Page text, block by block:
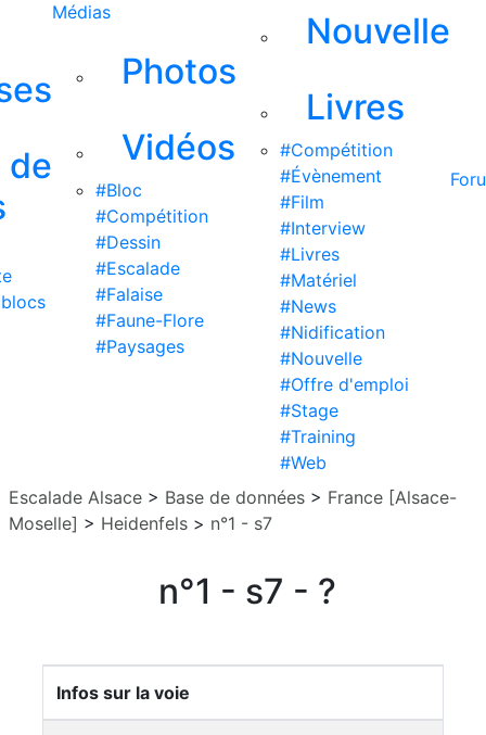
de
Médias
Photos
Vidéos
#Bloc
#Compétition
#Dessin
#Escalade
#Falaise
#Faune-Flore
#Paysages
Nouvelle
Livres
#Compétition
#Évènement
#Film
#Interview
#Livres
#Matériel
#News
#Nidification
#Nouvelle
#Offre d'emploi
#Stage
#Training
#Web
Escalade Alsace > Base de données > France [Alsace-
Moselle] > Heidenfels > n°1 - s7
n°1 - s7 - ?
Infos sur la voie